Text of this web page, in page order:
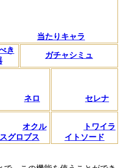
当たりキャラ
き
ガチャシミュ
ネロ セレナ
オクル
スグロブス
トワイラ
イトソード